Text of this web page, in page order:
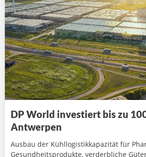
DP World investiert bis zu
Antwerpen
Ausbau der Kühllogistikkapazität für
Gesundheitsprodukte, verderbliche